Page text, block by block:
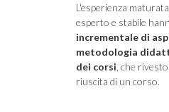
L'esperienza
esperto e stabile
incrementale di
metodologia
dei corsi , che
riuscita di un corso.